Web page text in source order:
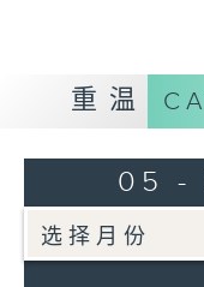
重温
05 -